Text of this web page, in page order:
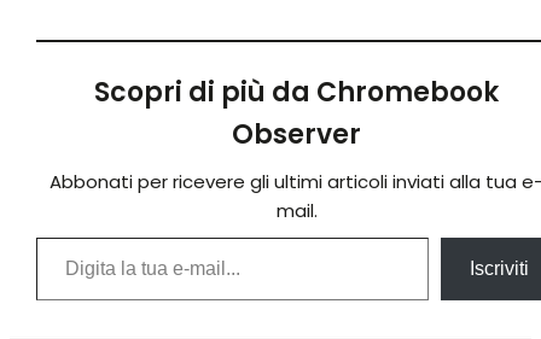
Scopri di più da Chromebook
Observer
Abbonati per ricevere gli ultimi articoli inviati alla tua
mail.
Digita la tua e-mail...
Iscriviti